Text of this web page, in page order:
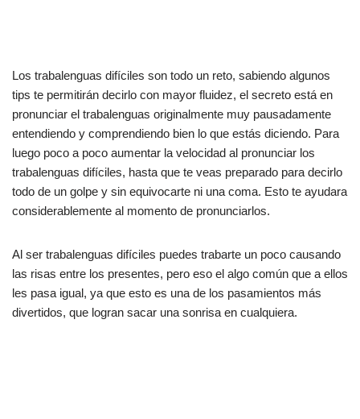
Los trabalenguas difíciles son todo un reto, sabiendo algunos
tips te permitirán decirlo con mayor fluidez, el secreto está en
pronunciar el trabalenguas originalmente muy pausadamente
entendiendo y comprendiendo bien lo que estás diciendo. Para
luego poco a poco aumentar la velocidad al pronunciar los
trabalenguas difíciles, hasta que te veas preparado para decirlo
todo de un golpe y sin equivocarte ni una coma. Esto te ayudara
considerablemente al momento de pronunciarlos.
Al ser trabalenguas difíciles puedes trabarte un poco causando
las risas entre los presentes, pero eso el algo común que a ellos
les pasa igual, ya que esto es una de los pasamientos más
divertidos, que logran sacar una sonrisa en cualquiera.